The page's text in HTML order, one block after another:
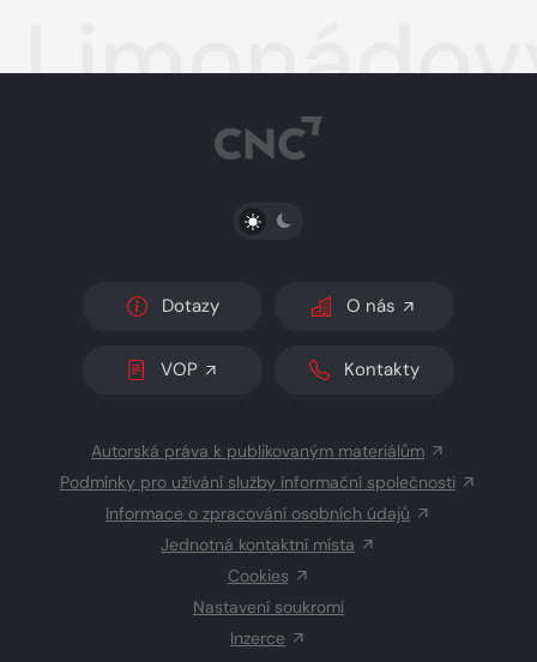
PŘEPNOUT SVĚTLÝ/TMAVÝ REŽIM
Dotazy O nás
VOP Kontakty
Autorská práva k publikovaným materiálům
Podmínky pro užívání služby informační společnosti
Informace o zpracování osobních údajů
Jednotná kontaktní místa
Cookies
Nastavení soukromí
Inzerce